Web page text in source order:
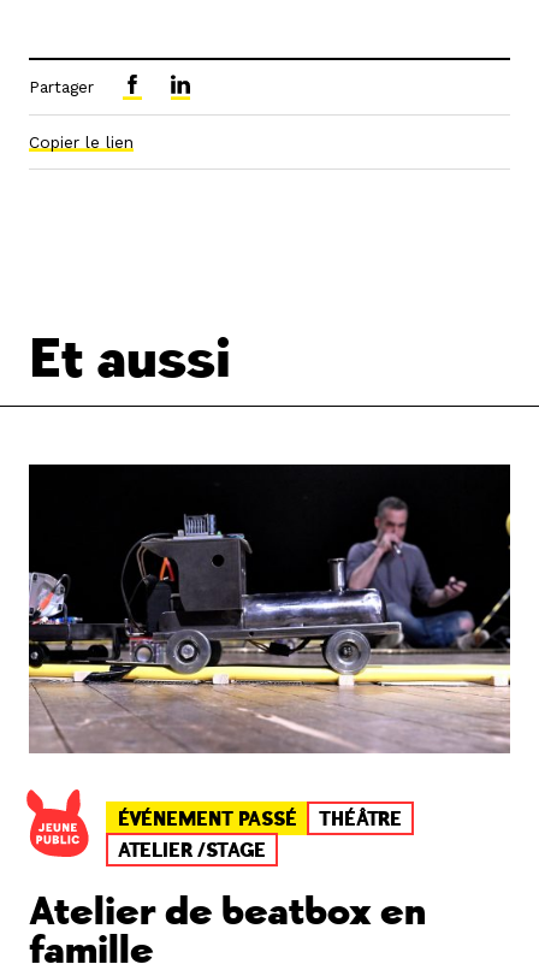
Partager
Copier le lien
Et aussi
ÉVÉNEMENT PASSÉ
THÉÂTRE
ATELIER /STAGE
Atelier de beatbox en
famille